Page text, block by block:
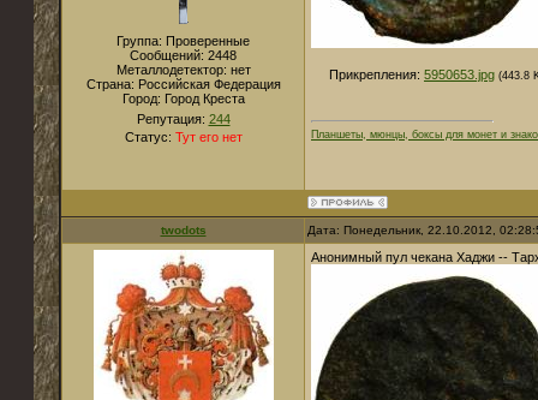
Группа: Проверенные
Сообщений: 2448
Металлодетектор: нет
Страна: Российская Федерация
Город: Город Креста
Репутация: 244
Статус: Тут его нет
Прикрепления: 5950653.jpg (443.8
Планшеты, мюнцы, боксы для монет и
twodots Дата: Понедельник, 22.10.2012,
Анонимный пул чекана Хаджи --